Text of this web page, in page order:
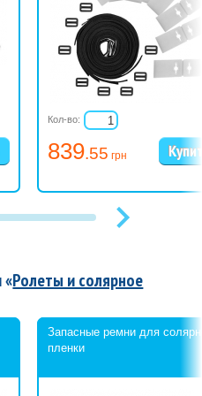
839.55 грн
Кол-во:
«Ролеты и солярное
Запасные ремни для
пленки